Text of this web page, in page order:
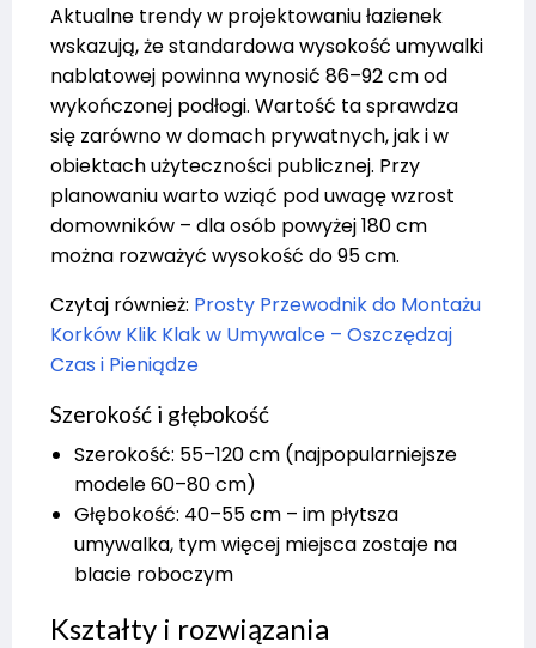
Aktualne trendy w projektowaniu łazienek
wskazują, że standardowa wysokość umywalki
nablatowej powinna wynosić 86–92 cm od
wykończonej podłogi. Wartość ta sprawdza
się zarówno w domach prywatnych, jak i w
obiektach użyteczności publicznej. Przy
planowaniu warto wziąć pod uwagę wzrost
domowników – dla osób powyżej 180 cm
można rozważyć wysokość do 95 cm.
Czytaj również: Prosty Przewodnik do Montażu
Korków Klik Klak w Umywalce – Oszczędzaj
Czas i Pieniądze
Szerokość i głębokość
Szerokość: 55–120 cm (najpopularniejsze
modele 60–80 cm)
Głębokość: 40–55 cm – im płytsza
umywalka, tym więcej miejsca zostaje na
blacie roboczym
Kształty i rozwiązania